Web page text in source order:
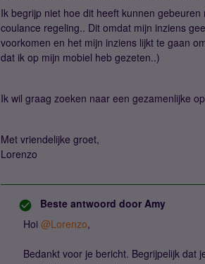
Ik begrijp niet hoe dit heeft kunnen
coulance regeling.. Dit omdat mijn inziens
voorkomen en het mijn inziens lijkt te gaan
dat ik op mijn mobiel heb gezeten..)
Ik wil graag zoeken naar een gezamenlijke
Met vriendelijke groet,
Lorenzo
Beste antwoord door Amy
Hoi @Lorenzo,
Bedankt voor je bericht. Begrijpelijk dat